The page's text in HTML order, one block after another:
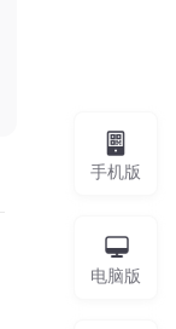
手机版
电脑版